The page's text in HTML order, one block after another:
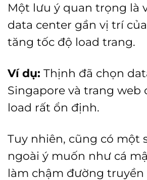
Một lưu ý quan trọng là
data center gần vị trí
tăng tốc độ load trang.
Ví dụ: Thịnh đã chọn
Singapore và trang web
load rất ổn định.
Tuy nhiên, cũng có một
ngoài ý muốn như cá
làm chậm đường truyền